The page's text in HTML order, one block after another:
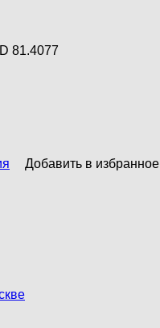
81.4077
Добавить в избранное